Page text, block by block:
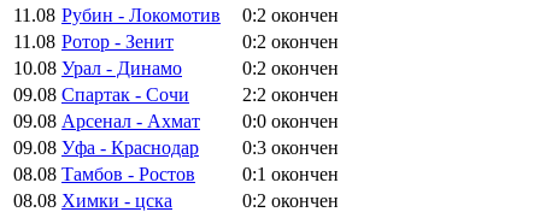
11.08 Рубин - Локомотив 0:2 окончен
11.08 Ротор - Зенит 0:2 окончен
10.08 Урал - Динамо 0:2 окончен
09.08 Спартак - Сочи 2:2 окончен
09.08 Арсенал - Ахмат 0:0 окончен
09.08 Уфа - Краснодар 0:3 окончен
08.08 Тамбов - Ростов 0:1 окончен
08.08 Химки - цска 0:2 окончен